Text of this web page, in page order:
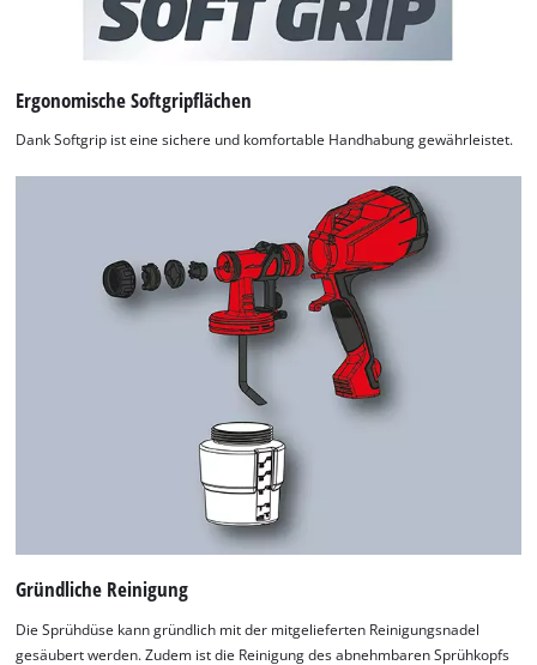
Ergonomische Softgripflächen
Dank Softgrip ist eine sichere und komfortable Handhabung gewährleistet.
Gründliche Reinigung
Die Sprühdüse kann gründlich mit der mitgelieferten Reinigungsnadel
gesäubert werden. Zudem ist die Reinigung des abnehmbaren Sprühkopfs